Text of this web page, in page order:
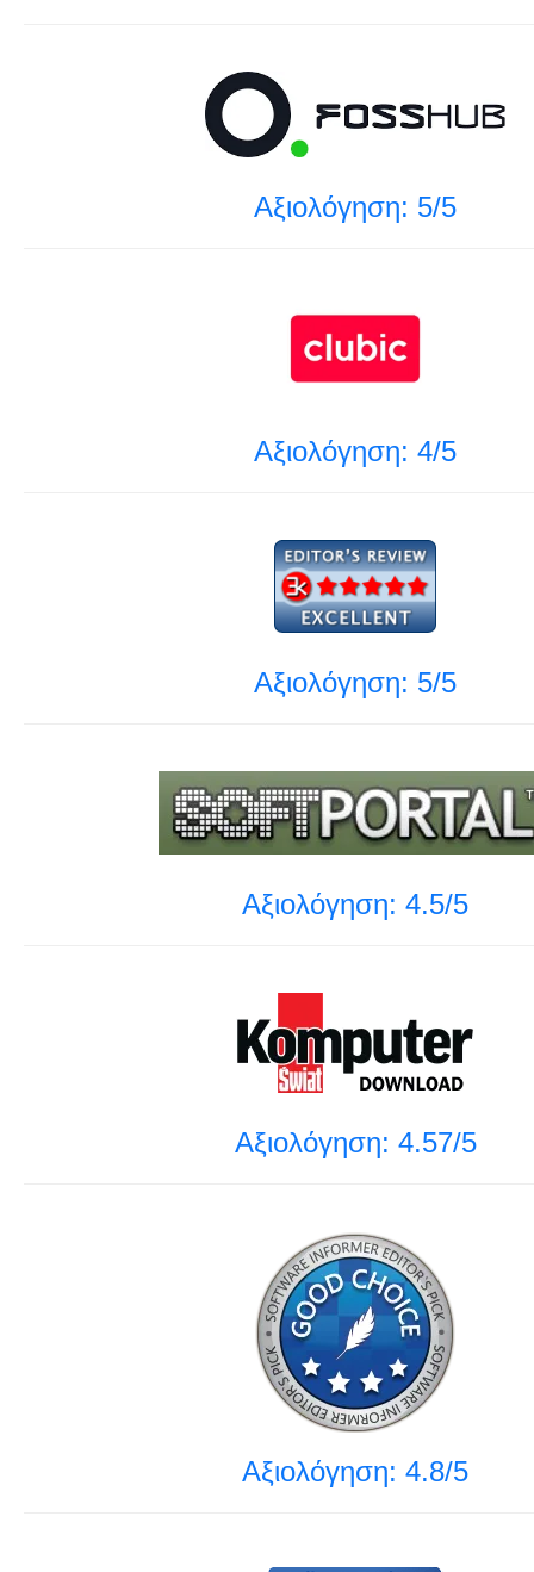
Αξιολόγηση: 5/5
Αξιολόγηση: 4/5
Αξιολόγηση: 5/5
Αξιολόγηση: 4.5/5
Αξιολόγηση: 4.57/5
Αξιολόγηση: 4.8/5